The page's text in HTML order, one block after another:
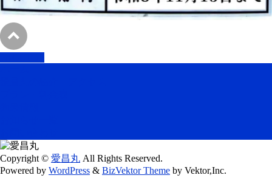
Copyright © 愛昌丸 All Rights Reserved.
Powered by WordPress & BizVektor Theme by Vektor,Inc.